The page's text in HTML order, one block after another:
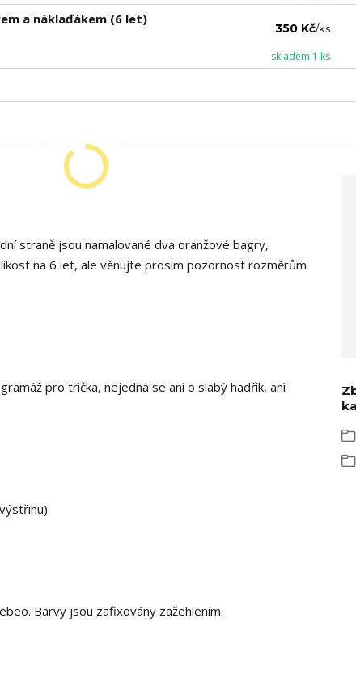
a náklaďákem (6 let)
350 Kč/ks
skladem 1 ks
straně jsou namalované dva oranžové bagry,
na 6 let, ale věnujte prosím pozornost rozměrům
pro trička, nejedná se ani o slabý hadřík, ani
Barvy jsou zafixovány zažehlením.